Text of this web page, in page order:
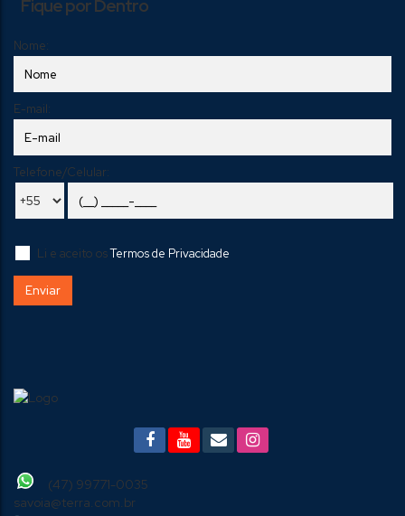
Fique por Dentro
Nome:
E-mail:
Telefone/Celular:
Li e aceito osTermos de Privacidade
(47) 99771-0035
savoia@terra.com.br